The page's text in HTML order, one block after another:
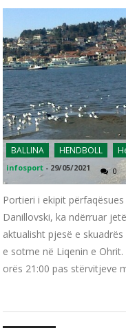
BALLINA HENDBOLL
infosport - 29/05/2021 0
Portieri i ekipit
Danillovski, ka ndërruar
aktualisht pjesë e
e sotme në Liqenin e
orës 21:00 pas stërvitjeve